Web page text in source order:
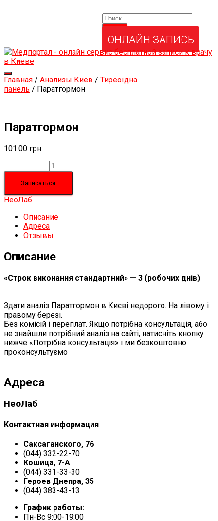
ОНЛАЙН ЗАПИСЬ
Переключить
навигацию
Главная / Анализы Киев / Тиреоїдна
панель / Паратгормон
Паратгормон
101.00 грн.
Записаться
НеоЛаб
Описание
Адреса
Отзывы
Описание
«Строк виконання стандартний» — 3 (робочих днів)
Здати аналіз Паратгормон в Києві недорого. На лівому і
правому березі.
Без комісій і переплат. Якщо потрібна консультація, або
не знайшли потрібний аналіз на сайті, натисніть кнопку
нижче «Потрібна консультація» і ми безкоштовно
проконсультуємо
Адреса
НеоЛаб
Контактная информация
Саксаганского, 76
(044) 332-22-70
Кошица, 7-А
(044) 331-33-30
Героев Днепра, 35
(044) 383-43-13
График работы:
Пн-Вс 9:00-19:00